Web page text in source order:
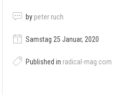
by peter ruch
Samstag 25 Januar, 2020
Published in radical-mag.com